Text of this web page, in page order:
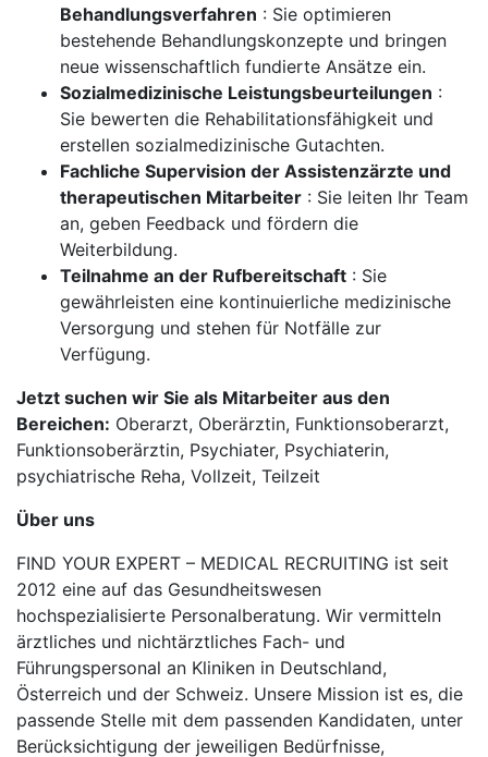
Behandlungsverfahren : Sie optimieren
bestehende Behandlungskonzepte und bringen
neue wissenschaftlich fundierte Ansätze ein.
Sozialmedizinische Leistungsbeurteilungen :
Sie bewerten die Rehabilitationsfähigkeit und
erstellen sozialmedizinische Gutachten.
Fachliche Supervision der Assistenzärzte und
therapeutischen Mitarbeiter : Sie leiten Ihr Team
an, geben Feedback und fördern die
Weiterbildung.
Teilnahme an der Rufbereitschaft : Sie
gewährleisten eine kontinuierliche medizinische
Versorgung und stehen für Notfälle zur
Verfügung.
Jetzt suchen wir Sie als Mitarbeiter aus den
Bereichen: Oberarzt, Oberärztin, Funktionsoberarzt,
Funktionsoberärztin, Psychiater, Psychiaterin,
psychiatrische Reha, Vollzeit, Teilzeit
Über uns
FIND YOUR EXPERT – MEDICAL RECRUITING ist seit
2012 eine auf das Gesundheitswesen
hochspezialisierte Personalberatung. Wir vermitteln
ärztliches und nichtärztliches Fach- und
Führungspersonal an Kliniken in Deutschland,
Österreich und der Schweiz. Unsere Mission ist es, die
passende Stelle mit dem passenden Kandidaten, unter
Berücksichtigung der jeweiligen Bedürfnisse,